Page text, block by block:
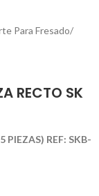
Para Fresado
RECTO SK
PIEZAS) REF: SKB-